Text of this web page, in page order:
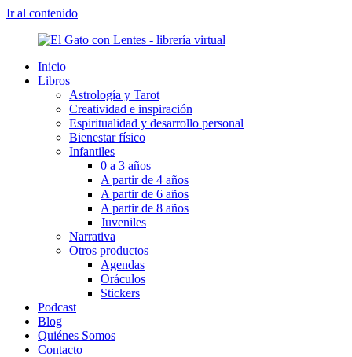
Ir al contenido
Inicio
Libros
Astrología y Tarot
Creatividad e inspiración
Espiritualidad y desarrollo personal
Bienestar físico
Infantiles
0 a 3 años
A partir de 4 años
A partir de 6 años
A partir de 8 años
Juveniles
Narrativa
Otros productos
Agendas
Oráculos
Stickers
Podcast
Blog
Quiénes Somos
Contacto